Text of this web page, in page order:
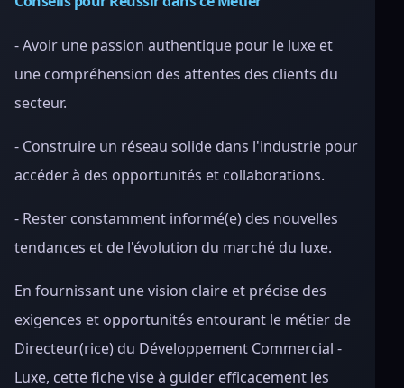
- Avoir une passion authentique pour le luxe et
une compréhension des attentes des clients du
secteur.
- Construire un réseau solide dans l'industrie pour
accéder à des opportunités et collaborations.
- Rester constamment informé(e) des nouvelles
tendances et de l'évolution du marché du luxe.
En fournissant une vision claire et précise des
exigences et opportunités entourant le métier de
Directeur(rice) du Développement Commercial -
Luxe, cette fiche vise à guider efficacement les